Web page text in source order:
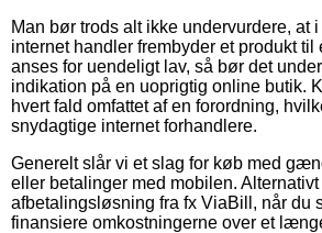
Man bør trods alt ikke undervurdere, at
internet handler frembyder et produkt
anses for uendeligt lav, så bør det
indikation på en uoprigtig online butik.
hvert fald omfattet af en forordning,
snydagtige internet forhandlere.
Generelt slår vi et slag for køb med
eller betalinger med mobilen.
afbetalingsløsning fra fx ViaBill, når du
finansiere omkostningerne over et